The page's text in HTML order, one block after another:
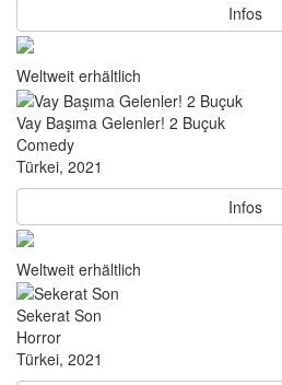
Infos
Weltweit erhältlich
Vay Başıma Gelenler! 2 Buçuk
Comedy
Türkei, 2021
Infos
Weltweit erhältlich
Sekerat Son
Horror
Türkei, 2021